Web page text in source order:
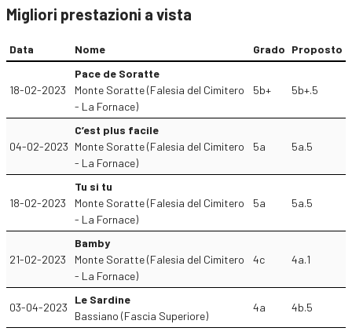
Migliori prestazioni a vista
Data Nome Grado Proposto
18-02-2023
Pace de Soratte
Monte Soratte (Falesia del Cimitero
- La Fornace)
5b+ 5b+.5
04-02-2023
C’est plus facile
Monte Soratte (Falesia del Cimitero
- La Fornace)
5a 5a.5
18-02-2023
Tu si tu
Monte Soratte (Falesia del Cimitero
- La Fornace)
5a 5a.5
21-02-2023
Bamby
Monte Soratte (Falesia del Cimitero
- La Fornace)
4c 4a.1
03-04-2023
Le Sardine
Bassiano (Fascia Superiore)
4a 4b.5